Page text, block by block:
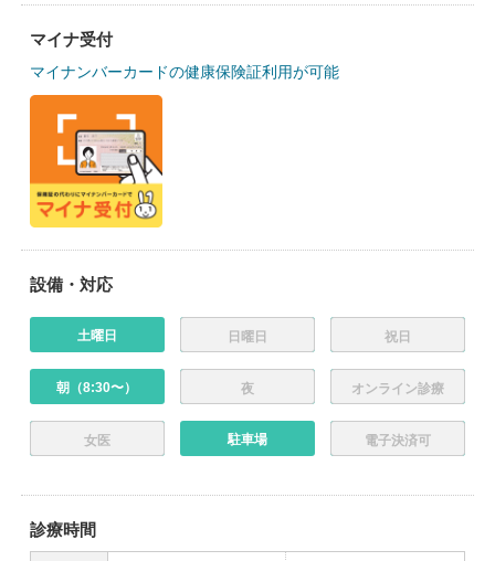
マイナ受付
マイナンバーカードの健康保険証利用が可能
設備・対応
土曜日 日曜日 祝日
朝（8:30〜） 夜 オンライン診療
女医 駐車場 電子決済可
診療時間